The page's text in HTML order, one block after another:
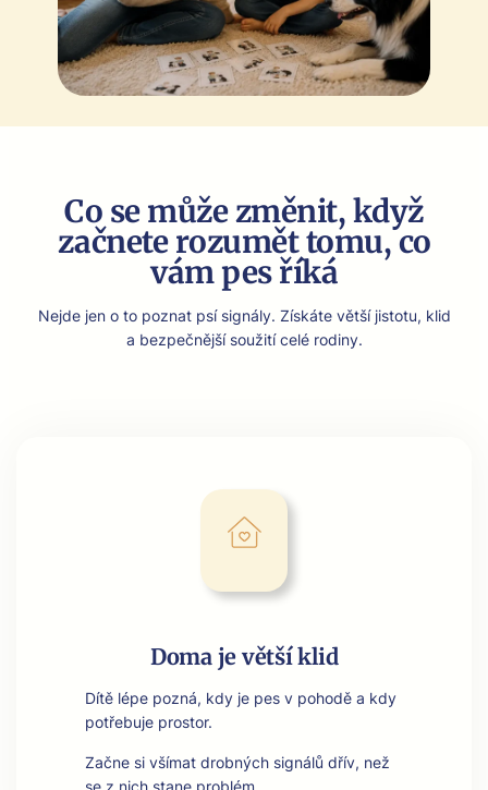
Co se může změnit, když
začnete rozumět tomu, co
vám pes říká
Nejde jen o to poz­nat psí signá­ly. Získáte větší jis­to­tu, klid
a bezpečnější soužití celé rodiny.
Doma je větší klid
Dítě lépe pozná, kdy je pes v pohodě a kdy
potře­bu­je pros­tor.
Začne si vší­mat drob­ných signálů dřív, než
se z nich stane prob­lém.